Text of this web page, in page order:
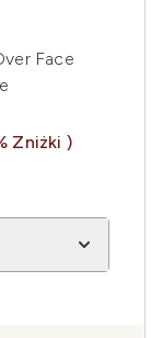
Face
Zniżki )